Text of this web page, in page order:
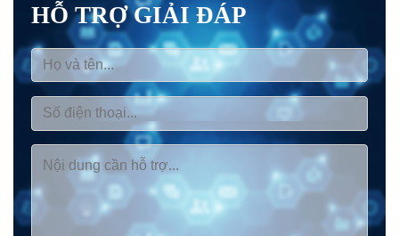
HỖ TRỢ GIẢI ĐÁP